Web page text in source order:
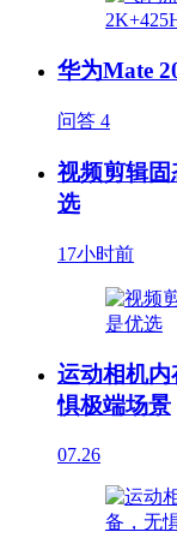
华为Mate
问答 4
视频剪辑固
选
17小时前
运动相机
惧极端场景
07.26